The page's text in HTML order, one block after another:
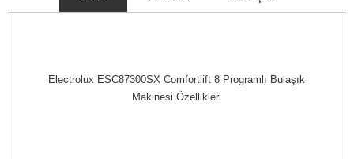
Electrolux ESC87300SX Comfortlift 8 Programlı Bulaşık
Makinesi Özellikleri